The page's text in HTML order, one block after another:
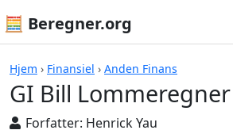
🧮 Beregner.org
Hjem › Finansiel › Anden Finans
GI Bill Lommeregner
Forfatter: Henrick Yau
GI Bill Lommeregner